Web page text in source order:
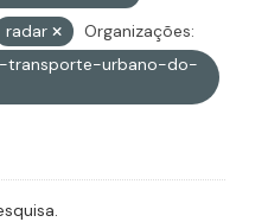
radar
Organizações:
transporte-urbano-do-